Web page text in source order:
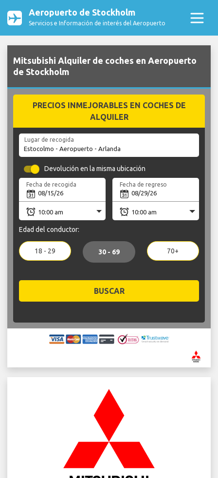
Aeropuerto de Stockholm
Servicios e Información de interés del Aeropuerto
Mitsubishi Alquiler de coches en Aeropuerto
de Stockholm
PRECIOS INMEJORABLES EN COCHES DE
ALQUILER
Lugar de recogida
Devolución en la misma ubicación
Fecha de recogida Fecha de regreso
Edad del conductor:
18 - 29 30 - 69 70+
BUSCAR